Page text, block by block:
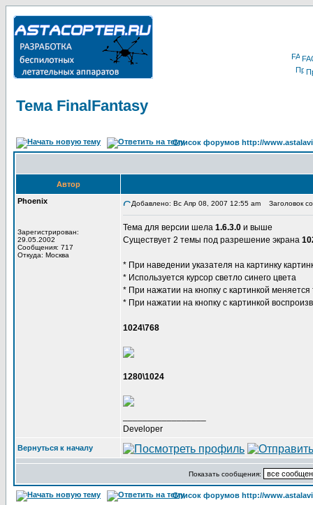
Тема FinalFantasy
Список форумов http://
Автор
Phoenix
Зарегистрирован:
29.05.2002
Сообщения: 717
Откуда: Москва
Добавлено: Вс Апр 08, 2007 12:55 am Заголовок
Тема для версии шела 1.6.3.0 и выше
Существует 2 темы под разрешение экрана
* При наведении указателя на картинку
* Используется курсор светло синего цвета
* При нажатии на кнопку с картинкой меняется
* При нажатии на кнопку с картинкой
1024\768
1280\1024
Developer
Вернуться к началу
Показать сообщения:
Список форумов http://